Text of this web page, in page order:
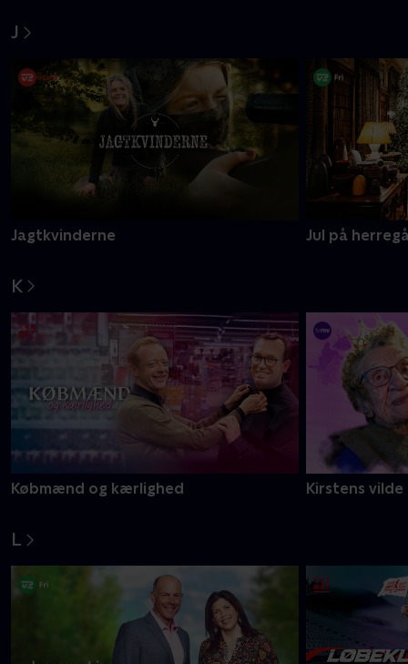
J
Jagtkvinderne Jul på
K
Købmænd og kærlighed Kirstens vilde
L